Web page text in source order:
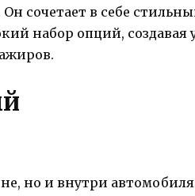
сочетает в себе
набор опций, создавая
но и внутри